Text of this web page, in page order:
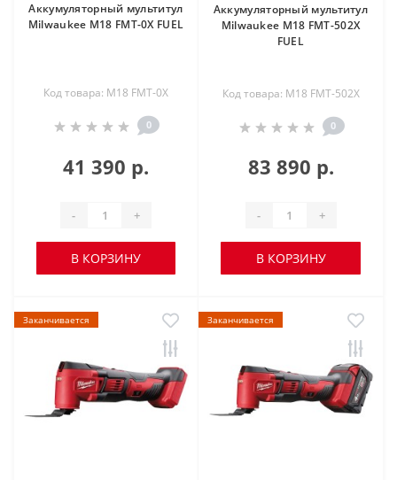
Аккумуляторный мультитул
Milwaukee M18 FMT-0X FUEL
Код товара: M18 FMT-0X
0
41 390 р.
- +
В КОРЗИНУ
Аккумуляторный мультитул
Milwaukee M18 FMT-502X
FUEL
Код товара: M18 FMT-502X
0
83 890 р.
- +
В КОРЗИНУ
Заканчивается Заканчивается